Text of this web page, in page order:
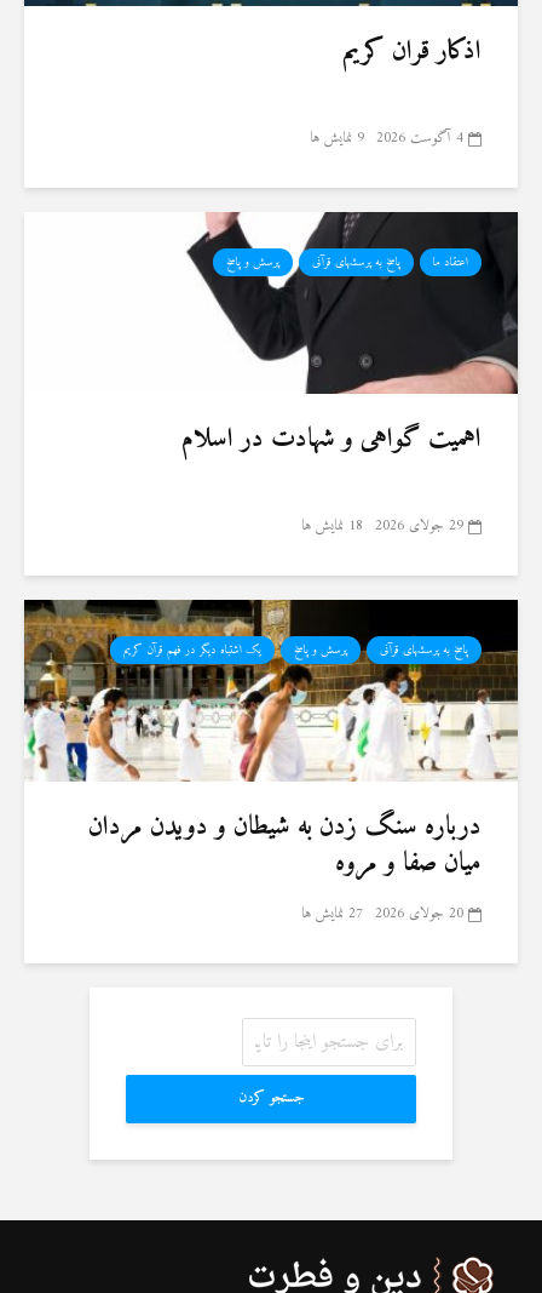
اذکار قران کریم
4 آگوست 2026 9 نمایش ها
اعتقاد ما پاسخ به پرسشهای قرآنی پرسش و پاسخ
اهمیت گواهی و شهادت در اسلام
29 جولای 2026 18 نمایش ها
پاسخ به پرسشهای قرآنی پرسش و پاسخ یک اشتباه دیگر در فهم قرآن کریم
درباره سنگ زدن به شیطان و دویدن مردان
میان صفا و مروه
20 جولای 2026 27 نمایش ها
جستجو کردن